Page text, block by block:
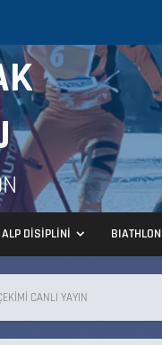
ALP DİSİPLİNİ BIATHLON
CANLI YAYIN